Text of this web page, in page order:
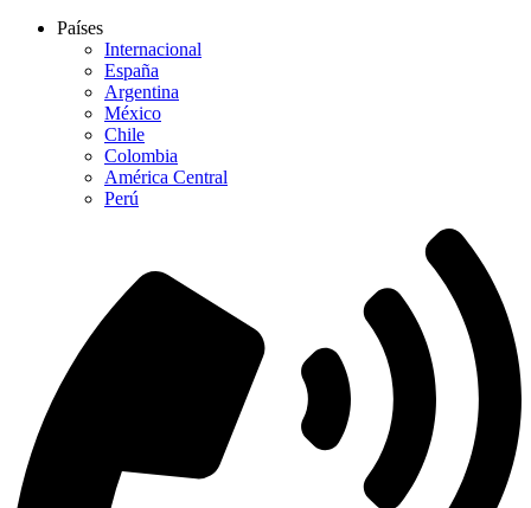
Países
Internacional
España
Argentina
México
Chile
Colombia
América Central
Perú